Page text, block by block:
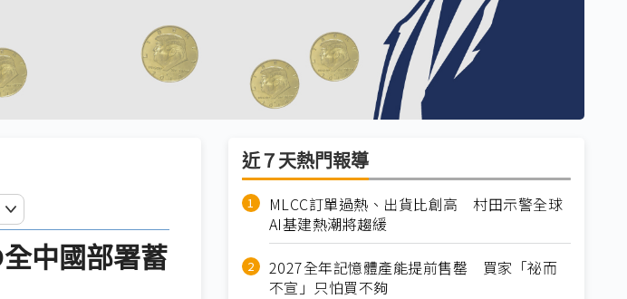
中國部署蓄
近７天熱門報導
MLCC訂單過熱、出貨比創高 村田示警全球
AI基建熱潮將趨緩
2027全年記憶體產能提前售罄 買家「祕而
不宣」只怕買不夠